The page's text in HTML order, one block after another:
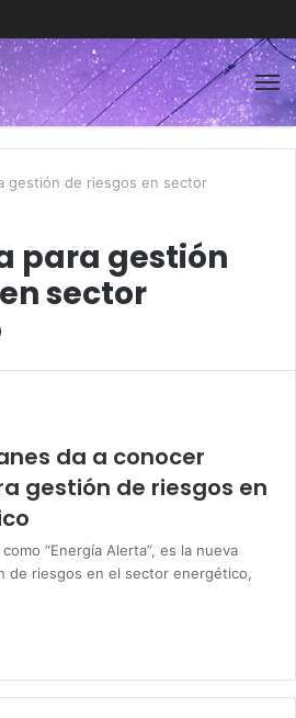
gestión de riesgos en sector
para gestión
sector
da a conocer
gestión de riesgos en
“Energía Alerta”, es la nueva
de riesgos en el sector energético,